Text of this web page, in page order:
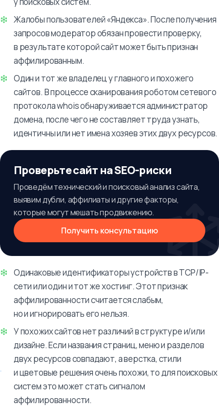
Жалобы пользователей «Яндекса». После получения
запросов модератор обязан провести проверку,
в результате которой сайт может быть признан
аффилированным.
Один и тот же владелец у главного и похожего
сайтов. В процессе сканирования роботом сетевого
протокола whois обнаруживается администратор
домена, после чего не составляет труда узнать,
идентичны или нет имена хозяев этих двух ресурсов.
Проверьте сайт на SEO-риски
Проведём технический и поисковый анализ сайта,
выявим дубли, аффилиаты и другие факторы,
которые могут мешать продвижению.
Получить консультацию
Одинаковые идентификаторы устройств в TCP/IP-
сети или один и тот же хостинг. Этот признак
аффилированности считается слабым,
но и игнорировать его нельзя.
У похожих сайтов нет различий в структуре и/или
дизайне. Если названия страниц, меню и разделов
двух ресурсов совпадают, а верстка, стили
и цветовые решения очень похожи, то для поисковых
систем это может стать сигналом
аффилированности.